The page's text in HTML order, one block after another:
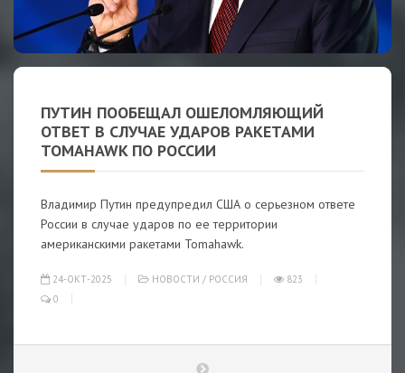
ПУТИН ПООБЕЩАЛ ОШЕЛОМЛЯЮЩИЙ
ОТВЕТ В СЛУЧАЕ УДАРОВ РАКЕТАМИ
TOMAHAWK ПО РОССИИ
Владимир Путин предупредил США о серьезном ответе
России в случае ударов по ее территории
американскими ракетами Tomahawk.
24-ОКТ-2025 НОВОСТИ / РОССИЯ
823
0